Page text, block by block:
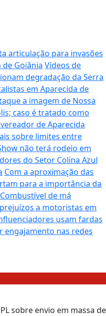
articulação para invasões
Goiânia Vídeos de
degradação da Serra
em Aparecida de
a imagem de Nossa
caso é tratado como
de Aparecida
sobre limites entre
não terá rodeio em
do Setor Colina Azul
Com a aproximação das
para a importância da
Combustível de má
a motoristas em
usam fardas
engajamento nas redes